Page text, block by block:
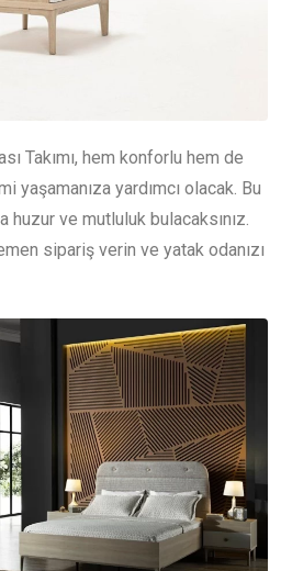
Takımı, hem konforlu hem de
yaşamanıza yardımcı olacak. Bu
huzur ve mutluluk bulacaksınız.
sipariş verin ve yatak odanızı